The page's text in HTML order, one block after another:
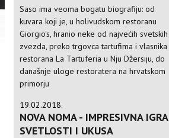
Saso ima veoma bogatu biografiju: od
kuvara koji je, u holivudskom restoranu
Giorgio's, hranio neke od najvećih svetskih
zvezda, preko trgovca tartufima i vlasnika
restorana La Tartuferia u Nju Džersiju, do
današnje uloge restoratera na hrvatskom
primorju
19.02.2018.
NOVA NOMA - IMPRESIVNA IGRA
SVETLOSTI I UKUSA